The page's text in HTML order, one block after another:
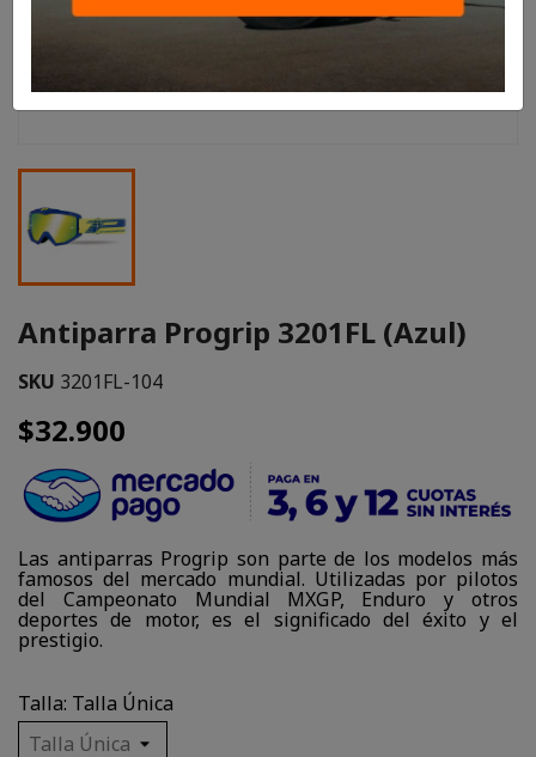
Antiparra Progrip 3201FL (Azul)
SKU 3201FL-104
$32.900
Las antiparras Progrip son parte de los modelos más
famosos del mercado mundial. Utilizadas por pilotos
del Campeonato Mundial MXGP, Enduro y otros
deportes de motor, es el significado del éxito y el
prestigio.
Talla: Talla Única